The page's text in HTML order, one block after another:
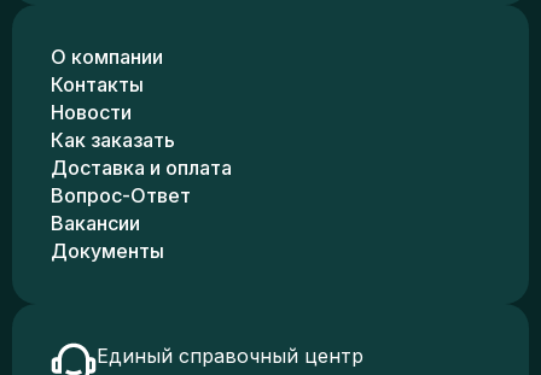
О компании
Контакты
Новости
Как заказать
Доставка и оплата
Вопрос-Ответ
Вакансии
Документы
Единый справочный центр